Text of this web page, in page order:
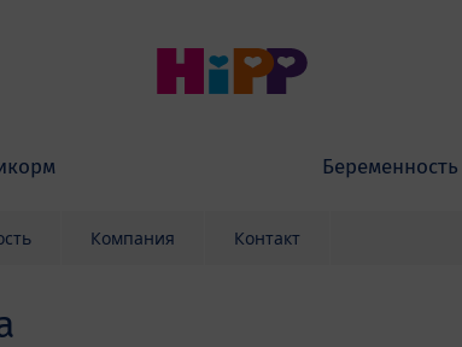
Беременность
Компания Контакт